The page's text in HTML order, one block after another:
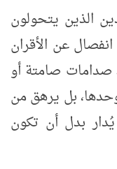
الذين يتحولون
عن الأقران
صدامات صامتة أو
بل يرهق من
بدل أن تكون